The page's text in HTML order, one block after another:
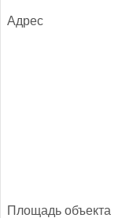
Ад­рес
Пло­щадь объ­ек­та